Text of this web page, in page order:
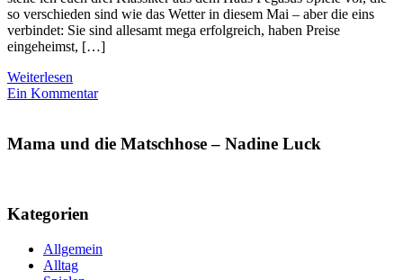
so verschieden sind wie das Wetter in diesem Mai – aber die eins
verbindet: Sie sind allesamt mega erfolgreich, haben Preise
eingeheimst, […]
Weiterlesen
Ein Kommentar
Mama und die Matschhose – Nadine Luck
Kategorien
Allgemein
Alltag